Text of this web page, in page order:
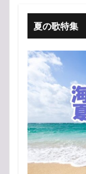
夏の歌特集